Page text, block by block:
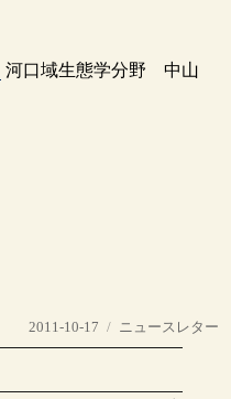
河口域生態学分野 中山
投
稿
2011-10-17
カ
テ
リ
ニュースレター